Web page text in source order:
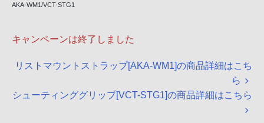
AKA-WM1/VCT-STG1
キャンペーンは終了しました
リストマウントストラップ[AKA-WM1]の商品詳細はこち
ら
シューティンググリップ[VCT-STG1]の商品詳細はこちら